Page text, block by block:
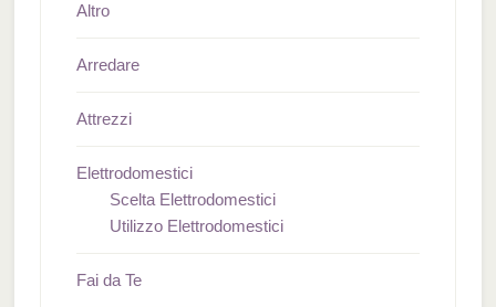
Altro
Arredare
Attrezzi
Elettrodomestici
Scelta Elettrodomestici
Utilizzo Elettrodomestici
Fai da Te